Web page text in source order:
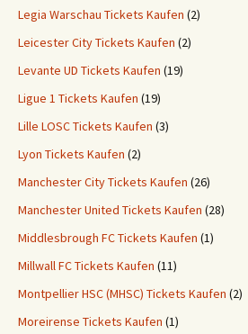
Legia Warschau Tickets Kaufen (2)
Leicester City Tickets Kaufen (2)
Levante UD Tickets Kaufen (19)
Ligue 1 Tickets Kaufen (19)
Lille LOSC Tickets Kaufen (3)
Lyon Tickets Kaufen (2)
Manchester City Tickets Kaufen (26)
Manchester United Tickets Kaufen (28)
Middlesbrough FC Tickets Kaufen (1)
Millwall FC Tickets Kaufen (11)
Montpellier HSC (MHSC) Tickets Kaufen (2)
Moreirense Tickets Kaufen (1)